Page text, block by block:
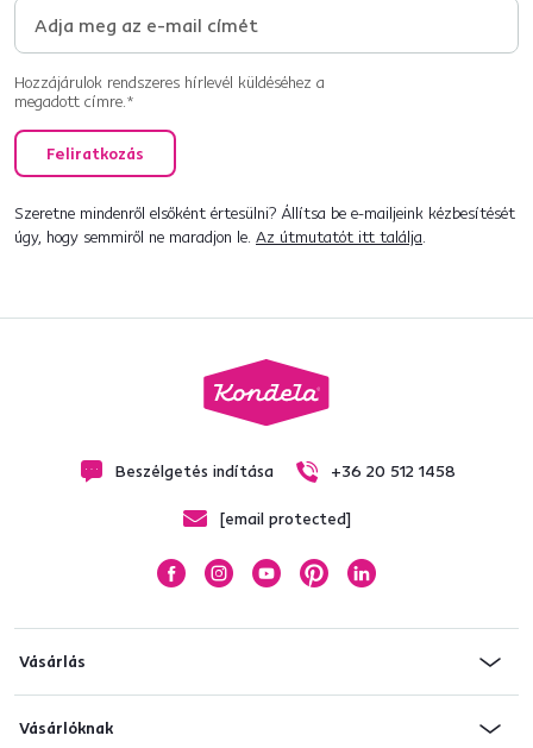
Hozzájárulok rendszeres hírlevél küldéséhez a
megadott címre.*
Feliratkozás
Szeretne mindenről elsőként értesülni? Állítsa be e-mailjeink kézbesítését
úgy, hogy semmiről ne maradjon le. Az útmutatót itt találja.
Beszélgetés indítása +36 20 512 1458
[email protected]
Vásárlás
Vásárlóknak